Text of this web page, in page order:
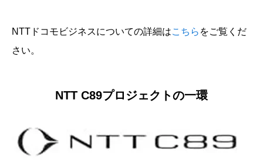
NTTドコモビジネスについての詳細はこちら をご覧くだ
さい。
NTT C89プロジェクトの一環